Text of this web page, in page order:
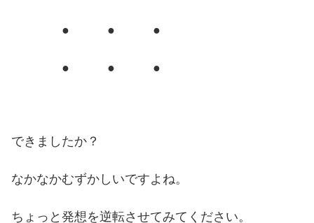
● ● ●
● ● ●
できましたか？
なかなかむずかしいですよね。
ちょっと発想を逆転させてみてください。